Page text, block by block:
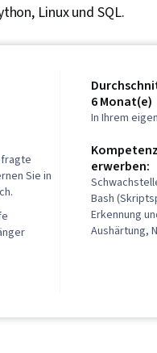
Linux und SQL.
Sie in
6 Monat(e)
In Ihrem
erwerben:
Bash
Erkennung
Aushärtung,